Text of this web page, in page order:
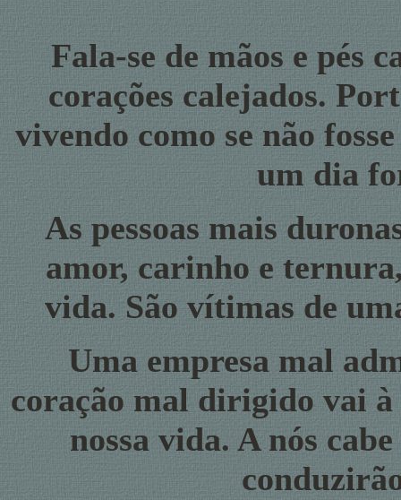
Fala-se de mãos e pés
corações calejados.
vivendo como se não
um dia
As pessoas mais
amor, carinho e
vida. São vítimas de
Uma empresa mal
coração mal dirigido vai à
nossa vida. A nós